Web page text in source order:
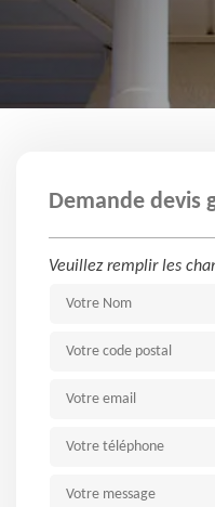
Demande devis
Veuillez remplir les